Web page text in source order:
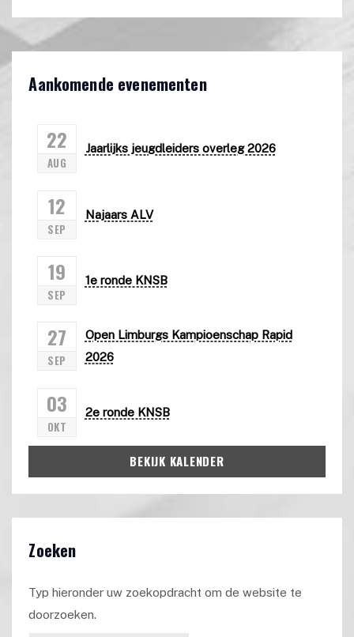
Aankomende evenementen
22
AUG
Jaarlijks jeugdleiders overleg 2026
12
SEP
Najaars ALV
19
SEP
1e ronde KNSB
27
SEP
Open Limburgs Kampioenschap Rapid
2026
03
OKT
2e ronde KNSB
BEKIJK KALENDER
Zoeken
Typ hieronder uw zoekopdracht om de website te
doorzoeken.